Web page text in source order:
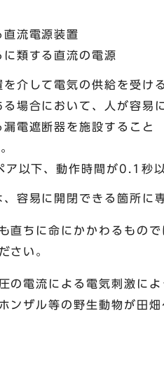
流電源装置
類する直流の電源
介して電気の供給を受
場合において、人が容
電遮断器を施設すること
以下、動作時間が0.1秒
容易に開閉できる箇所に
直ちに命にかかわるもの
さい。
電流による電気刺激に
ンザル等の野生動物が田